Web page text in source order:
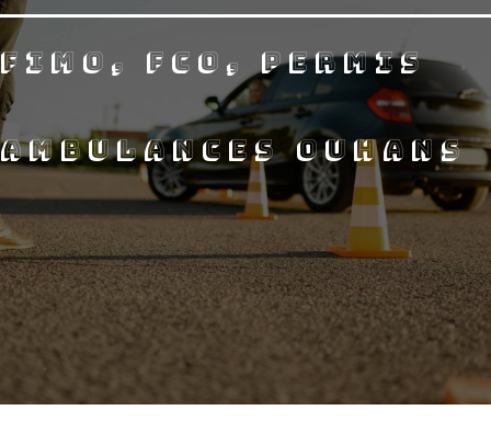
FIMO, FCO, permis
ambulances ouhans